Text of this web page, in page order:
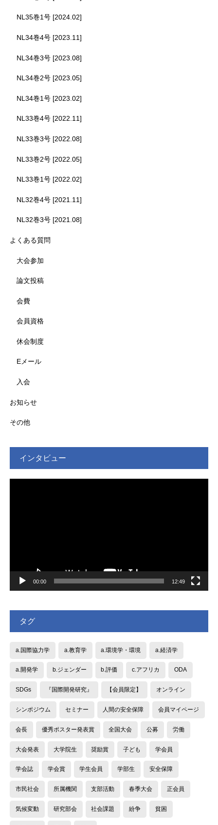
NL35巻1号 [2024.02]
NL34巻4号 [2023.11]
NL34巻3号 [2023.08]
NL34巻2号 [2023.05]
NL34巻1号 [2023.02]
NL33巻4号 [2022.11]
NL33巻3号 [2022.08]
NL33巻2号 [2022.05]
NL33巻1号 [2022.02]
NL32巻4号 [2021.11]
NL32巻3号 [2021.08]
よくある質問
大会参加
論文投稿
会費
会員資格
休会制度
Eメール
入会
お知らせ
その他
インタビュー
00:00 12:49
タグ
a.国際協力学 a.教育学 a.環境学・環境 a.経済学
a.開発学 b.ジェンダー b.評価 c.アフリカ ODA
SDGs 『国際開発研究』 【会員限定】 オンライン
シンポジウム セミナー 人間の安全保障 会員マイページ
会長 優秀ポスター発表賞 全国大会 公募 労働
大会発表 大学院生 奨励賞 子ども 学会員
学会誌 学会賞 学生会員 学部生 安全保障
市民社会 所属機関 支部活動 春季大会 正会員
気候変動 研究部会 社会課題 紛争 貧困